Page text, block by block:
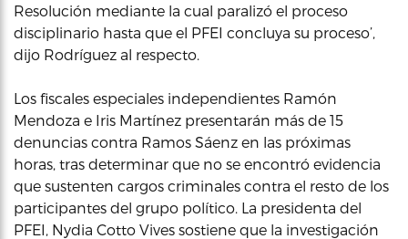
Resolución mediante la cual paralizó el proceso
disciplinario hasta que el PFEI concluya su proceso’,
dijo Rodríguez al respecto.
Los fiscales especiales independientes Ramón
Mendoza e Iris Martínez presentarán más de 15
denuncias contra Ramos Sáenz en las próximas
horas, tras determinar que no se encontró evidencia
que sustenten cargos criminales contra el resto de los
participantes del grupo político. La presidenta del
PFEI, Nydia Cotto Vives sostiene que la investigación